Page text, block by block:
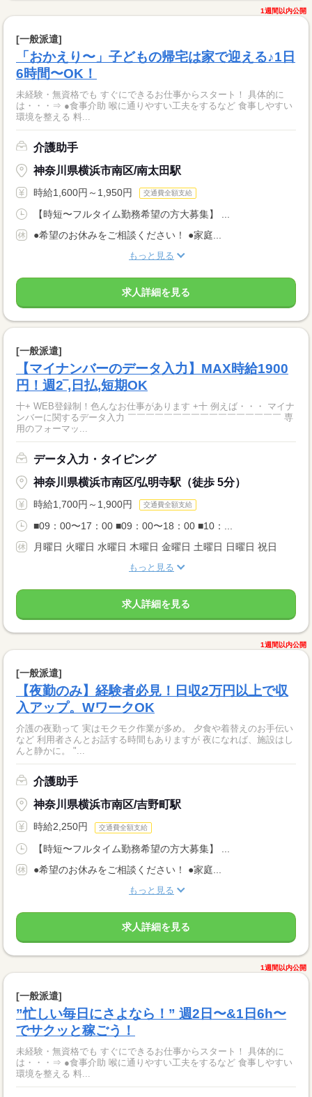
1週間以内公開
[一般派遣]
「おかえり〜」子どもの帰宅は家で迎える♪1日
6時間〜OK！
未経験・無資格でも すぐにできるお仕事からスタート！ 具体的に
は・・・⇒ ●食事介助 喉に通りやすい工夫をするなど 食事しやすい
環境を整える 料...
介護助手
神奈川県横浜市南区/南太田駅
時給1,600円～1,950円 交通費全額支給
【時短〜フルタイム勤務希望の方大募集】 ...
●希望のお休みをご相談ください！ ●家庭...
もっと見る
求人詳細を見る
[一般派遣]
【マイナンバーのデータ入力】MAX時給1900
円！週2‾,日払,短期OK
十+ WEB登録制！色んなお仕事があります +十 例えば・・・ マイナ
ンバーに関するデータ入力 ￣￣￣￣￣￣￣￣￣￣￣￣￣￣￣￣￣ 専
用のフォーマッ...
データ入力・タイピング
神奈川県横浜市南区/弘明寺駅（徒歩 5分）
時給1,700円～1,900円 交通費全額支給
■09：00〜17：00 ■09：00〜18：00 ■10：...
月曜日 火曜日 水曜日 木曜日 金曜日 土曜日 日曜日 祝日
もっと見る
求人詳細を見る
1週間以内公開
[一般派遣]
【夜勤のみ】経験者必見！日収2万円以上で収
入アップ。WワークOK
介護の夜勤って 実はモクモク作業が多め。 夕食や着替えのお手伝い
など 利用者さんとお話する時間もありますが 夜になれば、施設はし
んと静かに。 "...
介護助手
神奈川県横浜市南区/吉野町駅
時給2,250円 交通費全額支給
【時短〜フルタイム勤務希望の方大募集】 ...
●希望のお休みをご相談ください！ ●家庭...
もっと見る
求人詳細を見る
1週間以内公開
[一般派遣]
”忙しい毎日にさよなら！” 週2日〜&1日6h〜
でサクッと稼ごう！
未経験・無資格でも すぐにできるお仕事からスタート！ 具体的に
は・・・⇒ ●食事介助 喉に通りやすい工夫をするなど 食事しやすい
環境を整える 料...